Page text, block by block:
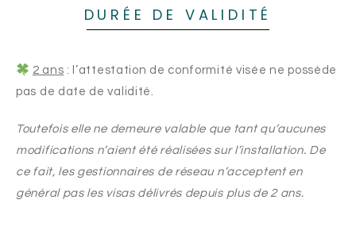
DURÉE DE VALIDITÉ
2 ans : l’attestation de conformité visée ne possède
pas de date de validité.
Toutefois elle ne demeure valable que tant qu’aucunes
modifications n’aient été réalisées sur l’installation. De
ce fait, les gestionnaires de réseau n’acceptent en
général pas les visas délivrés depuis plus de 2 ans.